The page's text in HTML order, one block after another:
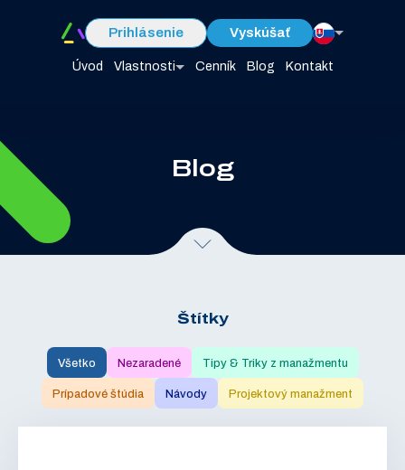
Úvod Vlastnosti Cenník Blog Kontakt
Prihlásenie Vyskúšať
Blog
Štítky
Všetko Nezaradené Tipy & Triky z manažmentu
Prípadové štúdia Návody Projektový manažment